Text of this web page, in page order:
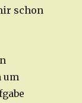
schon
um